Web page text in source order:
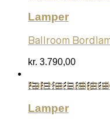
Lamper
Ballroom
kr. 3.790,00
Køb Hos
Lamper